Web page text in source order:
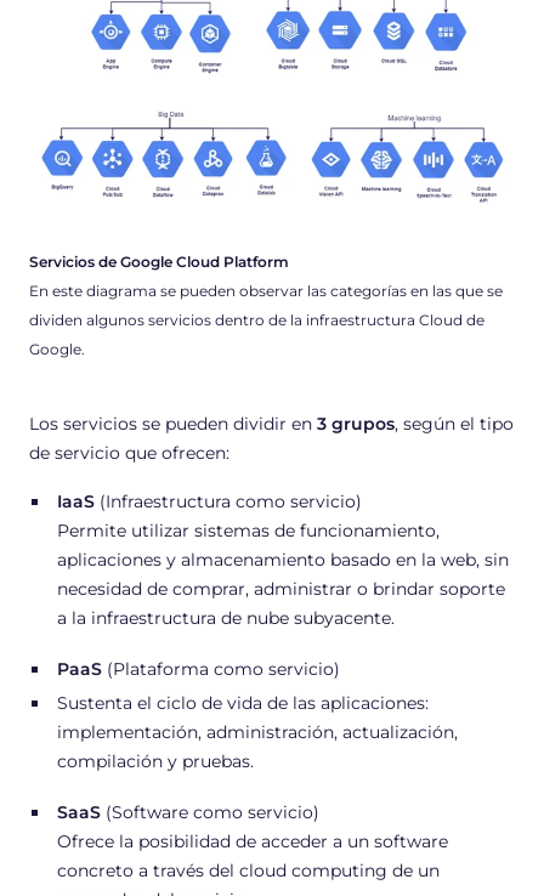
Servicios de Google Cloud Platform
En este diagrama se pueden observar las categorías en las que se
dividen algunos servicios dentro de la infraestructura Cloud de
Google.
Los servicios se pueden dividir en 3 grupos, según el tipo
de servicio que ofrecen:
IaaS(Infraestructura como servicio)
Permite utilizar sistemas de funcionamiento,
aplicaciones y almacenamiento basado en la web, sin
necesidad de comprar, administrar o brindar soporte
a la infraestructura de nube subyacente.
PaaS(Plataforma como servicio)
Sustenta el ciclo de vida de las aplicaciones:
implementación, administración, actualización,
compilación y pruebas.
SaaS(Software como servicio)
Ofrece la posibilidad de acceder a un software
concreto a través del cloud computing de un